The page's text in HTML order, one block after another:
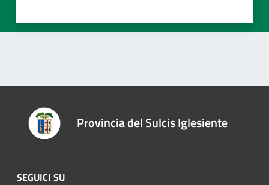
Provincia del Sulcis Iglesiente
SEGUICI SU